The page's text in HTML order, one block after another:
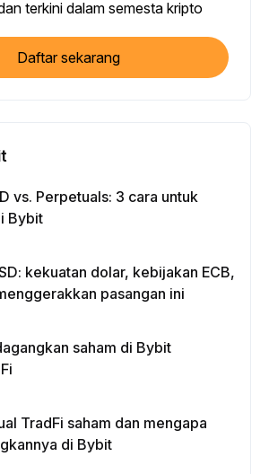
terkini dalam semesta kripto
Daftar sekarang
vs. Perpetuals: 3 cara untuk
Bybit
kekuatan dolar, kebijakan ECB,
pasangan ini
saham di Bybit
TradFi saham dan mengapa
di Bybit